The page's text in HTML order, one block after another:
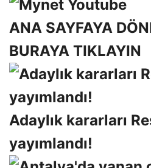
ANA SAYFAYA
BURAYA TIKLAYIN
Adaylık kararları
yayımlandı!